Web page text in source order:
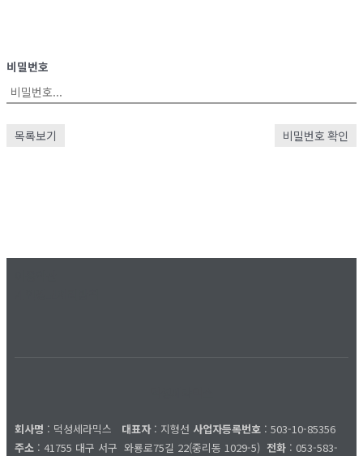
비밀번호
목록보기 비밀번호 확인
회사명 : 덕성세라믹스 대표자: 지형선 사업자등록번호 : 503-10-85356
주소 : 41755 대구 서구 와룡로75길 22(중리동 1029-5) 전화 : 053-583-